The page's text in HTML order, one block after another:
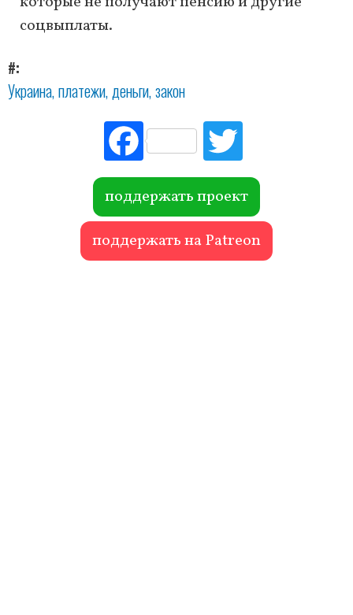
соцвыплаты.
#
Украина платежи деньги закон
Fac
ebo
ok r
поддержать проект
поддержать на Patreon